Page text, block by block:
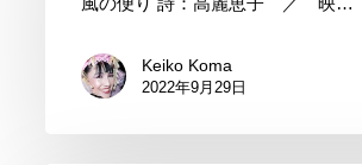
Keiko Koma
2022年9月29日